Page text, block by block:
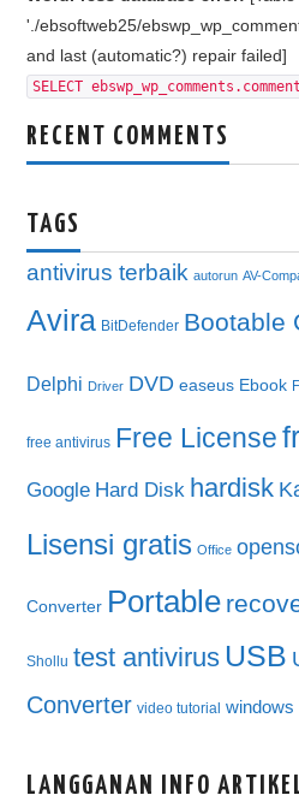
'./ebsoftweb25/
and last (automatic?) repair failed]
SELECT
RECENT COMMENTS
TAGS
antivirus terbaik autorun AV-
Avira BitDefender Bootable
Delphi Driver DVD easeus Ebook
free antivirus Free License
Google Hard Disk hardisk
Lisensi gratis Office
Converter Portable
Shollu test antivirus USB
Converter video tutorial windows
LANGGANAN INFO